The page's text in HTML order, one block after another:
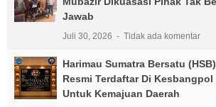
Jawab
Juli 30, 2026 Tidak ada komentar
Harimau Sumatra Bersatu
Resmi Terdaftar Di
Untuk Kemajuan Daerah